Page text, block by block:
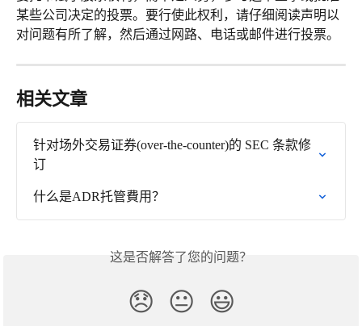
某些公司决定的投票。要行使此权利，请仔细阅读声明以
对问题有所了解，然后通过网路、电话或邮件进行投票。
相关文章
针对场外交易证券(over-the-counter)的 SEC 条款修
订
什么是ADR托管費用？
这是否解答了您的问题？
😞 😐 😃